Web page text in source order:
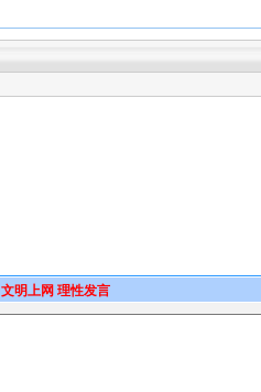
文明上网 理性发言